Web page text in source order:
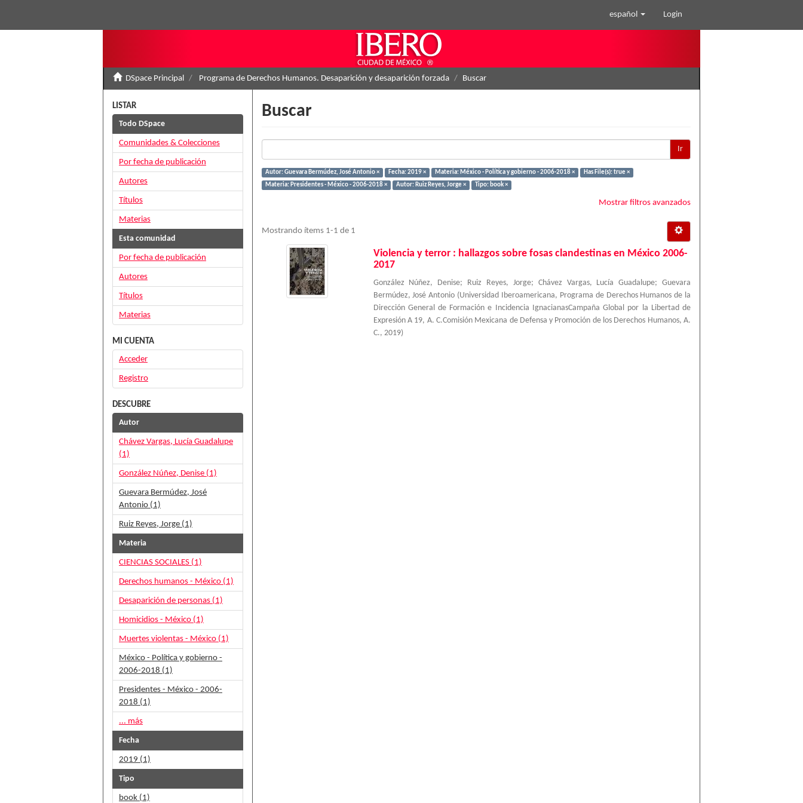
español Login
DSpace Principal Programa de Derechos Humanos. Desaparición y desaparición forzada Buscar
Buscar
Ir
Autor: Guevara Bermúdez, José Antonio × Fecha: 2019 × Materia: México - Política y gobierno - 2006-2018 ×
Has File(s): true ×
Materia: Presidentes - México - 2006-2018 ×
Autor: Ruiz Reyes, Jorge × Tipo: book ×
Mostrar filtros avanzados
Mostrando ítems 1-1 de 1
Violencia y terror : hallazgos sobre fosas clandestinas en México 2006-
2017
González Núñez, Denise; Ruiz Reyes, Jorge; Chávez Vargas, Lucía Guadalupe;Guevara
Bermúdez, José Antonio (Universidad Iberoamericana, Programa de Derechos Humanos de la
Dirección General de Formación e Incidencia IgnacianasCampaña Global por la Libertad de
Expresión A 19, A. C.Comisión Mexicana de Defensa y Promoción de los Derechos Humanos, A.
C., 2019)
LISTAR
Todo DSpace
Comunidades & Colecciones
Por fecha de publicación
Autores
Títulos
Materias
Esta comunidad
Por fecha de publicación
Autores
Títulos
Materias
MI CUENTA
Acceder
Registro
DESCUBRE
Autor
Chávez Vargas, Lucía Guadalupe
(1)
González Núñez, Denise (1)
Guevara Bermúdez, José
Antonio (1)
Ruiz Reyes, Jorge (1)
Materia
CIENCIAS SOCIALES (1)
Derechos humanos - México (1)
Desaparición de personas (1)
Homicidios - México (1)
Muertes violentas - México (1)
México - Política y gobierno -
2006-2018 (1)
Presidentes - México - 2006-
2018 (1)
... más
Fecha
2019 (1)
Tipo
book (1)